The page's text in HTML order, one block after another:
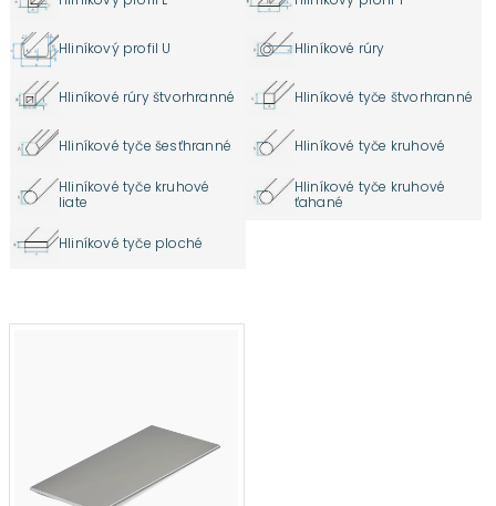
Hliníkový profil U Hliníkové rúry
Hliníkové rúry štvorhranné Hliníkové tyče štvorhranné
Hliníkové tyče šesťhranné Hliníkové tyče kruhové
Hliníkové tyče kruhové
liate
Hliníkové tyče kruhové
ťahané
Hliníkové tyče ploché